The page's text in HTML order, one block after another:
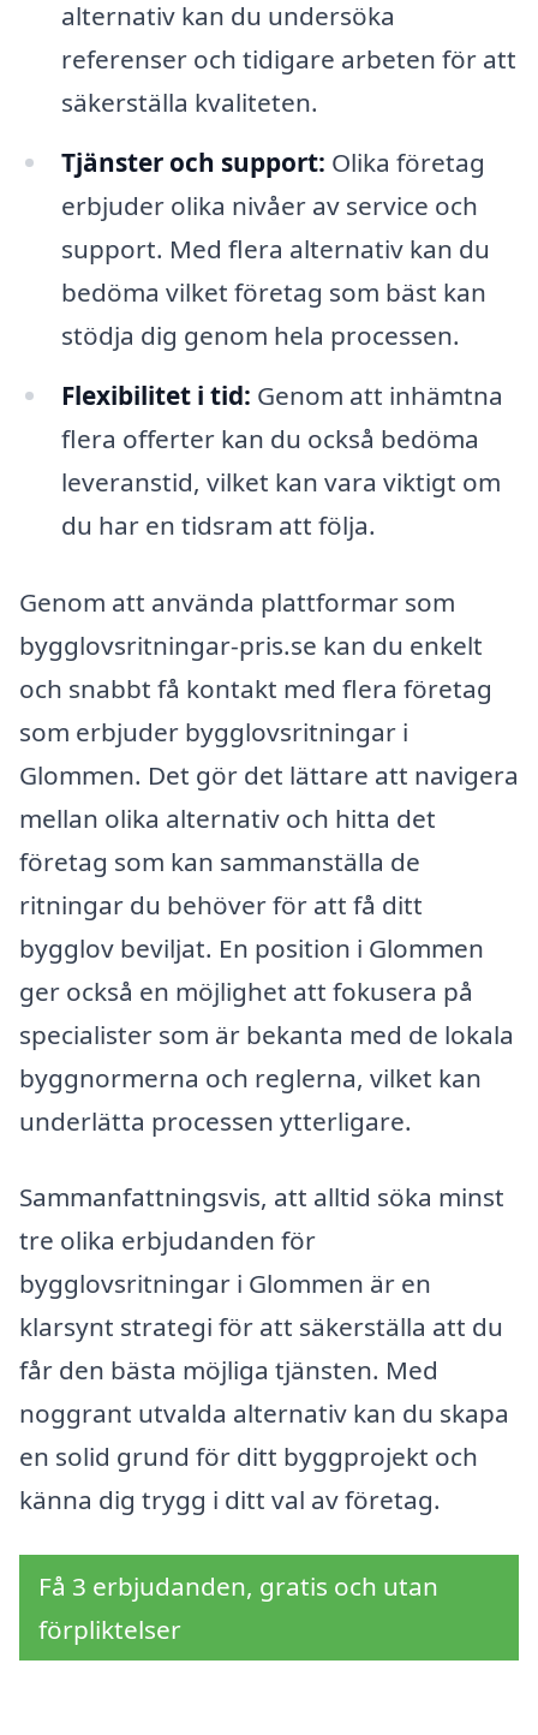
alternativ kan du undersöka
referenser och tidigare arbeten för att
säkerställa kvaliteten.
Tjänster och support: Olika företag
erbjuder olika nivåer av service och
support. Med flera alternativ kan du
bedöma vilket företag som bäst kan
stödja dig genom hela processen.
Flexibilitet i tid: Genom att inhämtna
flera offerter kan du också bedöma
leveranstid, vilket kan vara viktigt om
du har en tidsram att följa.
Genom att använda plattformar som
bygglovsritningar-pris.se kan du enkelt
och snabbt få kontakt med flera företag
som erbjuder bygglovsritningar i
Glommen. Det gör det lättare att navigera
mellan olika alternativ och hitta det
företag som kan sammanställa de
ritningar du behöver för att få ditt
bygglov beviljat. En position i Glommen
ger också en möjlighet att fokusera på
specialister som är bekanta med de lokala
byggnormerna och reglerna, vilket kan
underlätta processen ytterligare.
Sammanfattningsvis, att alltid söka minst
tre olika erbjudanden för
bygglovsritningar i Glommen är en
klarsynt strategi för att säkerställa att du
får den bästa möjliga tjänsten. Med
noggrant utvalda alternativ kan du skapa
en solid grund för ditt byggprojekt och
känna dig trygg i ditt val av företag.
Få 3 erbjudanden, gratis och utan
förpliktelser